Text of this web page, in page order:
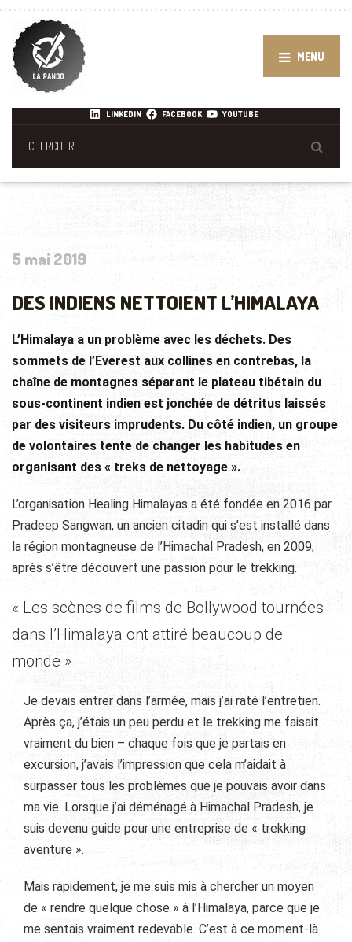
MENU
LINKEDIN FACEBOOK YOUTUBE
5 mai 2019
DES INDIENS NETTOIENT L’HIMALAYA
L’Himalaya a un problème avec les déchets. Des
sommets de l’Everest aux collines en contrebas, la
chaîne de montagnes séparant le plateau tibétain du
sous-continent indien est jonchée de détritus laissés
par des visiteurs imprudents. Du côté indien, un groupe
de volontaires tente de changer les habitudes en
organisant des « treks de nettoyage ».
L’organisation Healing Himalayas a été fondée en 2016 par
Pradeep Sangwan, un ancien citadin qui s’est installé dans
la région montagneuse de l’Himachal Pradesh, en 2009,
après s’être découvert une passion pour le trekking.
« Les scènes de films de Bollywood tournées
dans l’Himalaya ont attiré beaucoup de
monde »
Je devais entrer dans l’armée, mais j’ai raté l’entretien.
Après ça, j’étais un peu perdu et le trekking me faisait
vraiment du bien – chaque fois que je partais en
excursion, j’avais l’impression que cela m’aidait à
surpasser tous les problèmes que je pouvais avoir dans
ma vie. Lorsque j’ai déménagé à Himachal Pradesh, je
suis devenu guide pour une entreprise de « trekking
aventure ».
Mais rapidement, je me suis mis à chercher un moyen
de « rendre quelque chose » à l’Himalaya, parce que je
me sentais vraiment redevable. C’est à ce moment-là